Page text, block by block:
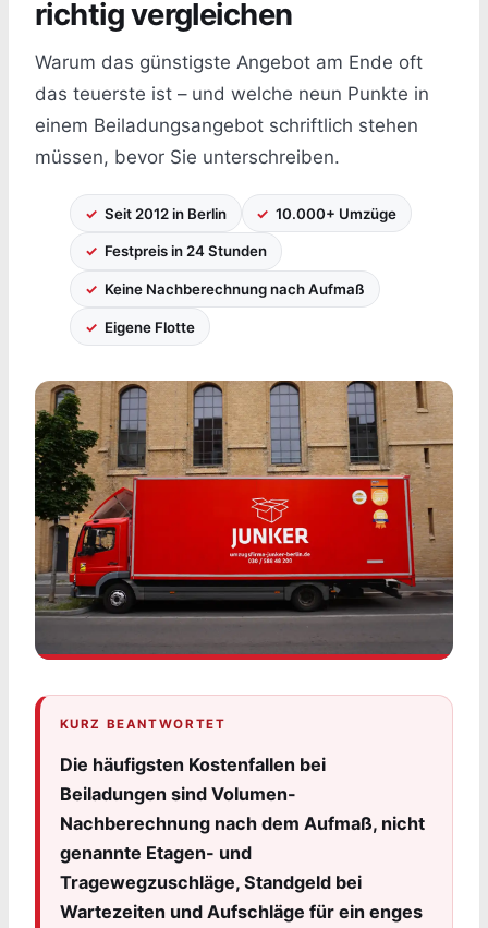
richtig vergleichen
Warum das günstigste Angebot am Ende oft
das teuerste ist – und welche neun Punkte in
einem Beiladungsangebot schriftlich stehen
müssen, bevor Sie unterschreiben.
Seit 2012 in Berlin 10.000+ Umzüge
Festpreis in 24 Stunden
Keine Nachberechnung nach Aufmaß
Eigene Flotte
KURZ BEANTWORTET
Die häufigsten Kostenfallen bei
Beiladungen sind Volumen-
Nachberechnung nach dem Aufmaß, nicht
genannte Etagen- und
Tragewegzuschläge, Standgeld bei
Wartezeiten und Aufschläge für ein enges